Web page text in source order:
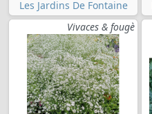
Les Jardins De Fontaine
Vivaces & fougè